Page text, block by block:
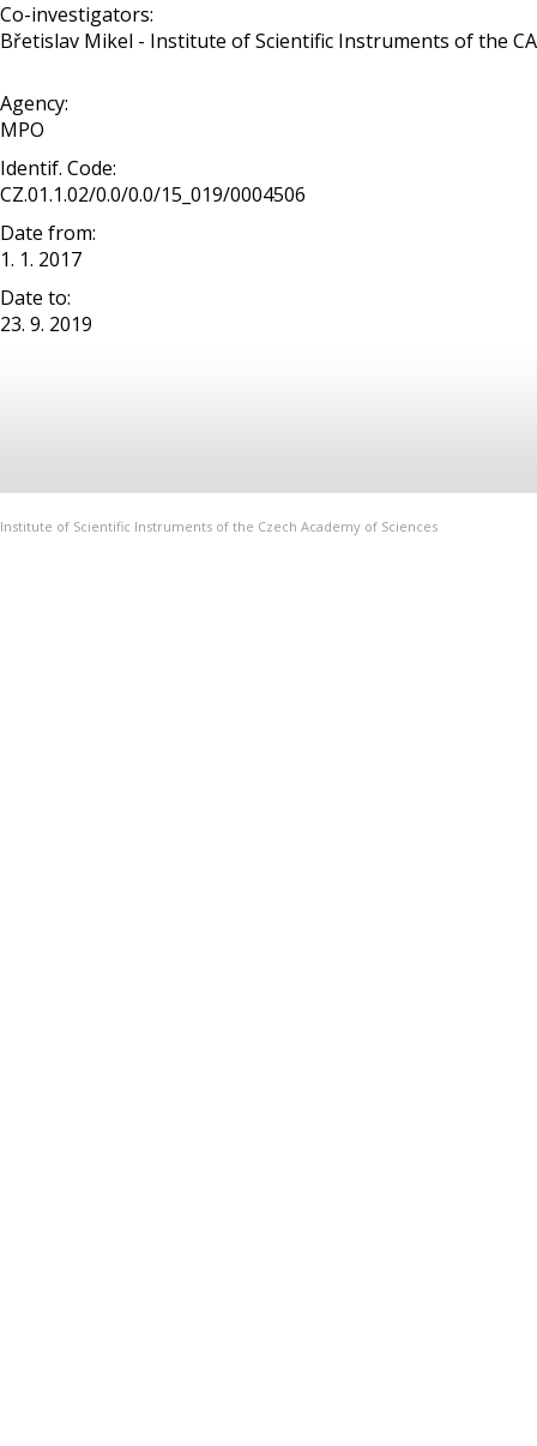
Co-investigators:
Břetislav Mikel - Institute of Scientific Instruments of the
Agency:
MPO
Identif. Code:
CZ.01.1.02/0.0/0.0/15_019/0004506
Date from:
1. 1. 2017
Date to:
23. 9. 2019
Institute of Scientific Instruments of the Czech Academy of Sciences